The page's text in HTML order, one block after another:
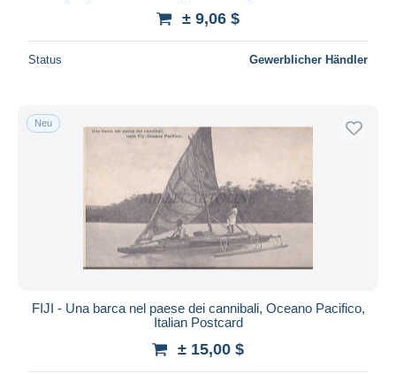
± 9,06 $
Status Gewerblicher Händler
Neu
FIJI - Una barca nel paese dei cannibali, Oceano Pacifico,
Italian Postcard
± 15,00 $